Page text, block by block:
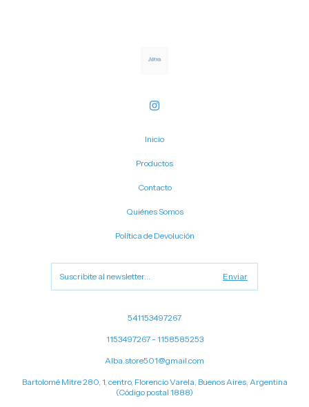
Inicio
Productos
Contacto
Quiénes Somos
Política de Devolución
541153497267
1153497267 - 1158585253
Alba.store501@gmail.com
Bartolomé Mitre 280, 1, centro, Florencio Varela, Buenos Aires, Argentina
(Código postal 1888)